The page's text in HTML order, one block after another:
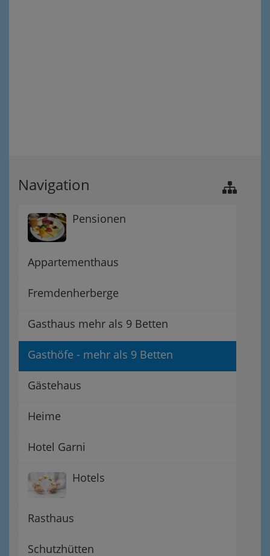
Navigation
Pensionen
Appartementhaus
Fremdenherberge
Gasthaus mehr als 9 Betten
Gasthöfe - mehr als 9 Betten
Gästehaus
Heime
Hotel Garni
Hotels
Rasthaus
Schutzhütten